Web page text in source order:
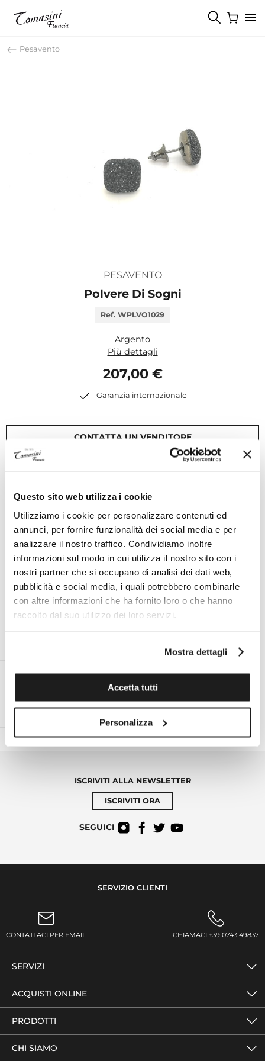
Questo sito web utilizza i cookie
Utilizziamo i cookie per personalizzare contenuti ed
annunci, per fornire funzionalità dei social media e per
analizzare il nostro traffico. Condividiamo inoltre
informazioni sul modo in cui utilizza il nostro sito con i
nostri partner che si occupano di analisi dei dati web,
pubblicità e social media, i quali potrebbero combinarle
con altre informazioni che ha fornito loro o che hanno
raccolto dal suo utilizzo dei loro servizi.
Mostra dettagli
Accetta tutti
Personalizza
Pesavento
PESAVENTO
Polvere Di Sogni
Ref. WPLVO1029
Argento
Più dettagli
207,00 €
Garanzia internazionale
CONTATTA UN VENDITORE
Specifiche tecniche
I VANTAGGI DI ACQUISTARE DA TOMASINI
FRANCIA
PER TUTTE LE MARCHE
RESO ENTRO 14 GIORNI DALLA
SPEDIZIONE GRATUITA IN ITALIA
ISCRIVITI ALLA NEWSLETTER
ISCRIVITI ORA
SEGUICI
SERVIZIO CLIENTI
CONTATTACI PER EMAIL CHIAMACI +39 0743 49837
SERVIZI
ACQUISTI ONLINE
PRODOTTI
CHI SIAMO